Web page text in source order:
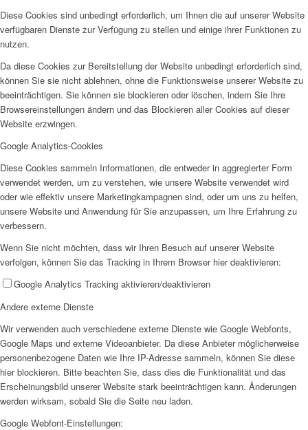
Erziehungsbeistand
AHOI
AHOI II
PKD
Diese Cookies sind unbedingt erforderlich, um Ihnen die auf unserer Website
verfügbaren Dienste zur Verfügung zu stellen und einige ihrer Funktionen zu
nutzen.
Da diese Cookies zur Bereitstellung der Website unbedingt erforderlich sind,
können Sie sie nicht ablehnen, ohne die Funktionsweise unserer Website zu
beeinträchtigen. Sie können sie blockieren oder löschen, indem Sie Ihre
Browsereinstellungen ändern und das Blockieren aller Cookies auf dieser
Website erzwingen.
Google Analytics-Cookies
Diese Cookies sammeln Informationen, die entweder in aggregierter Form
verwendet werden, um zu verstehen, wie unsere Website verwendet wird
oder wie effektiv unsere Marketingkampagnen sind, oder um uns zu helfen,
unsere Website und Anwendung für Sie anzupassen, um Ihre Erfahrung zu
verbessern.
Wenn Sie nicht möchten, dass wir Ihren Besuch auf unserer Website
verfolgen, können Sie das Tracking in Ihrem Browser hier deaktivieren:
Google Analytics Tracking aktivieren/deaktivieren
Andere externe Dienste
Wir verwenden auch verschiedene externe Dienste wie Google Webfonts,
Google Maps und externe Videoanbieter. Da diese Anbieter möglicherweise
personenbezogene Daten wie Ihre IP-Adresse sammeln, können Sie diese
hier blockieren. Bitte beachten Sie, dass dies die Funktionalität und das
Erscheinungsbild unserer Website stark beeinträchtigen kann. Änderungen
werden wirksam, sobald Sie die Seite neu laden.
Google Webfont-Einstellungen: